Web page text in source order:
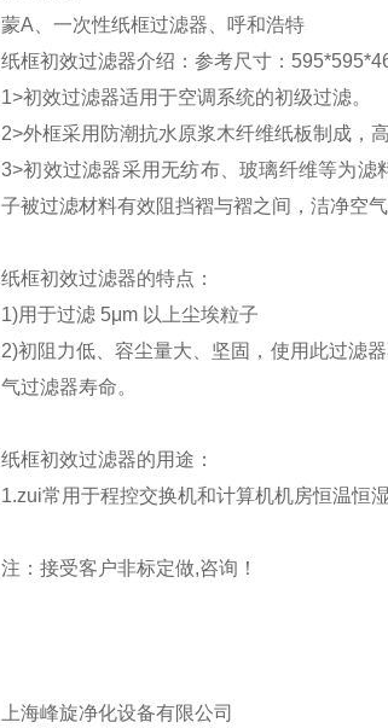
蒙A、一次性纸框过滤器、呼和浩特
纸框初效过滤器介绍：参考尺寸：
1>初效过滤器适用于空调系统的初级过滤。
2>外框采用防潮抗水原浆木纤维纸板制成，
3>初效过滤器采用无纺布、玻璃纤维等为
子被过滤材料有效阻挡褶与褶之间，洁净空
纸框初效过滤器的特点：
1)用于过滤 5μm 以上尘埃粒子
2)初阻力低、容尘量大、坚固，使用此过滤
气过滤器寿命。
纸框初效过滤器的用途：
1.zui常用于程控交换机和计算机机房恒温恒
注：接受客户非标定做,咨询！
上海峰旋净化设备有限公司